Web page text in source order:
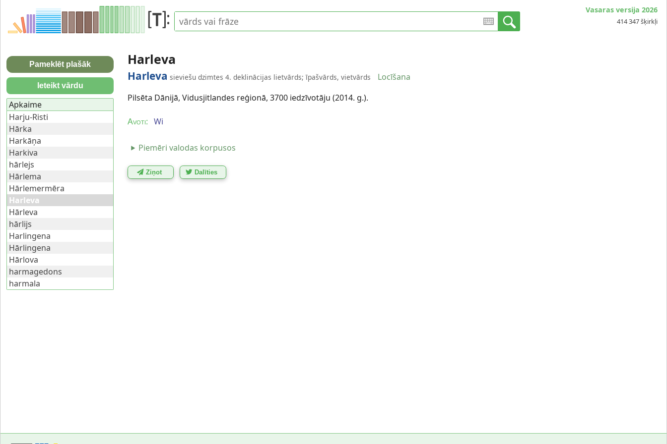
Vasaras versija 2026
414 347 šķirkļi
Harleva
Harleva sieviešu dzimtes 4. deklinācijas lietvārds; īpašvārds, vietvārds
Locīšana
Pilsēta Dānijā, Vidusjitlandes reģionā, 3700 iedzīvotāju (2014. g.).
Avoti: Wi
Piemēri valodas korpusos
Ziņot Dalīties
Pameklēt plašāk
Ieteikt vārdu
Apkaime
Harju-Risti
Hārka
Harkāņa
Harkiva
hārlejs
Hārlema
Hārlemermēra
Harleva
Hārleva
hārlijs
Harlingena
Hārlingena
Hārlova
harmagedons
harmala